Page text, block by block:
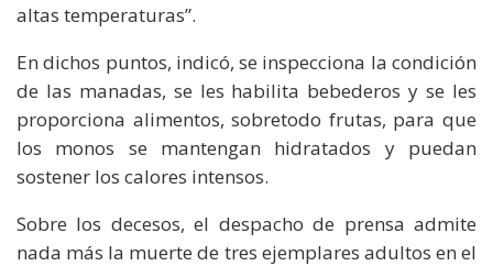
altas temperaturas”.
En dichos puntos, indicó, se inspecciona la condición
de las manadas, se les habilita bebederos y se les
proporciona alimentos, sobretodo frutas, para que
los monos se mantengan hidratados y puedan
sostener los calores intensos.
Sobre los decesos, el despacho de prensa admite
nada más la muerte de tres ejemplares adultos en el